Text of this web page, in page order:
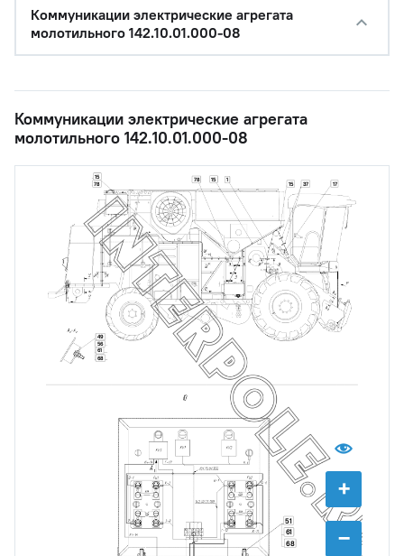
Коммуникации электрические агрегата
молотильного 142.10.01.000-08
Коммуникации электрические агрегата
молотильного 142.10.01.000-08
+
−
1
15
15
15
17
37
49
51
56
61
61
68
68
78
78